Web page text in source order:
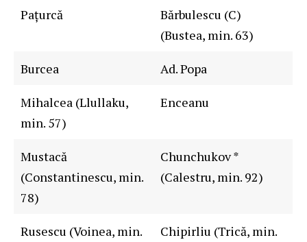
Pațurcă
Bărbulescu (C)
(Bustea, min. 63)
Burcea Ad. Popa
Mihalcea (Llullaku,
min. 57)
Enceanu
Mustacă
(Constantinescu, min.
78)
Chunchukov *
(Calestru, min. 92)
Rusescu (Voinea, min.
Chipirliu (Trică, min.